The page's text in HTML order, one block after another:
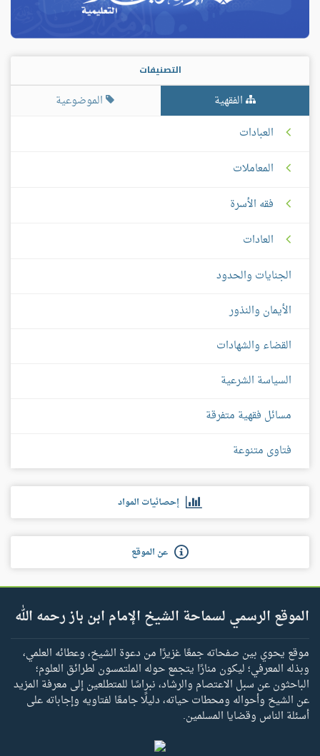
التصنيفات
الفقهية
الموضوعية
العبادات
المعاملات
فقه الأسرة
العادات
الجنايات والحدود
الأيمان والنذور
القضاء والشهادات
السياسة الشرعية
مسائل فقهية متفرقة
فتاوى متنوعة
إحصائيات المواد
عن الموقع
الموقع الرسمي لسماحة الشيخ الإمام ابن باز رحمه الله
موقع يحوي بين صفحاته جمعًا غزيرًا من دعوة الشيخ، وعطائه العلمي،
وبذله المعرفي؛ ليكون منارًا يتجمع حوله الملتمسون لطرائق العلوم؛
الباحثون عن سبل الاعتصام والرشاد، نبراسًا للمتطلعين إلى معرفة المزيد
عن الشيخ وأحواله ومحطات حياته، دليلًا جامعًا لفتاويه وإجاباته على
أسئلة الناس وقضايا المسلمين.